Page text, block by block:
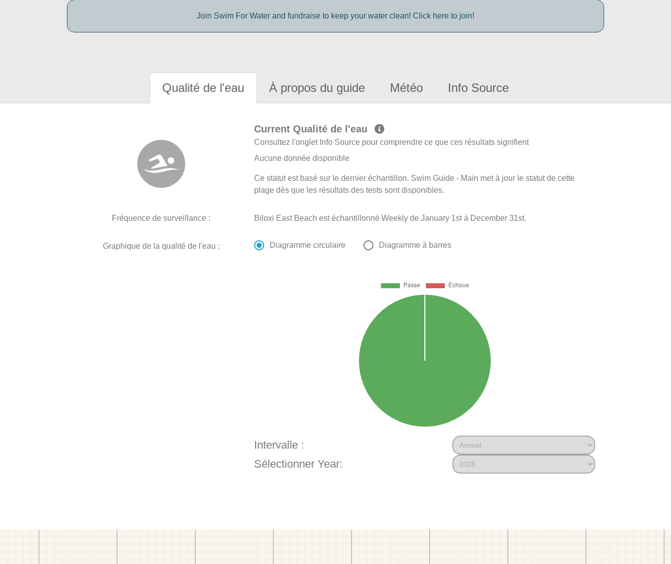
Join Swim For Water and fundraise to keep your water clean! Click here to join!
Qualité de l'eau À propos du guide Météo Info Source
Current Qualité de l'eau
Consultez l'onglet Info Source pour comprendre ce que ces résultats signifient
Aucune donnée disponible
Ce statut est basé sur le dernier échantillon. Swim Guide - Main met à jour le statut de cette
plage dès que les résultats des tests sont disponibles.
Fréquence de surveillance : Biloxi East Beach est échantillonné Weekly de January 1st à December 31st.
Graphique de la qualité de l'eau : Diagramme circulaire Diagramme à barres
Intervalle :
Sélectionner Year: